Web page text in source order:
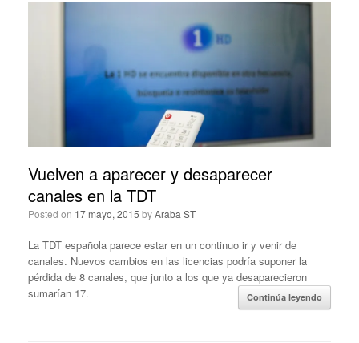
Vuelven a aparecer y desaparecer
canales en la TDT
Posted on 17 mayo, 2015 byAraba ST
La TDT española parece estar en un continuo ir y venir de
canales. Nuevos cambios en las licencias podría suponer la
pérdida de 8 canales, que junto a los que ya desaparecieron
sumarían 17.
Continúa leyendo